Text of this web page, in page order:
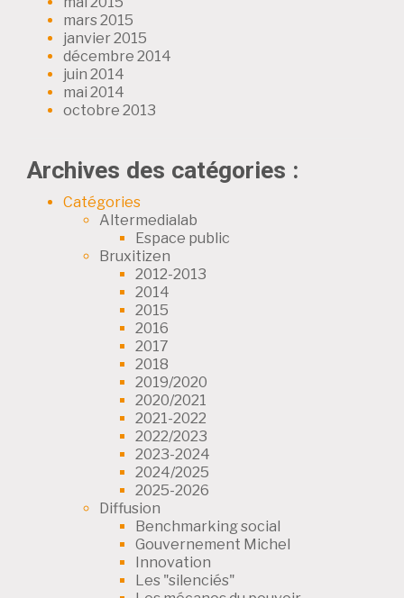
mars 2015
janvier 2015
décembre 2014
juin 2014
mai 2014
octobre 2013
Archives des catégories :
Catégories
Altermedialab
Espace public
Bruxitizen
2012-2013
2014
2015
2016
2017
2018
2019/2020
2020/2021
2021-2022
2022/2023
2023-2024
2024/2025
2025-2026
Diffusion
Benchmarking social
Gouvernement Michel
Innovation
Les "silenciés"